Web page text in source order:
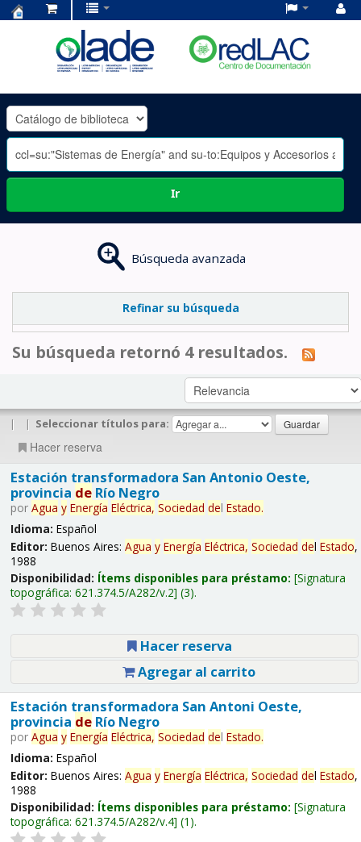
OLADE
-
Ir
Búsqueda avanzada
Refinar su búsqueda
Su búsqueda retornó 4 resultados.
| | Seleccionar títulos para:
Hacer reserva
Estación transformadora San Antonio Oeste,
provincia deRío Negro
por Agua y Energía Eléctrica, Sociedad del Estado.
Idioma: Español
Editor: Buenos Aires: Agua y Energía Eléctrica, Sociedad del Estado,
1988
Disponibilidad: Ítems disponibles para préstamo: Signatura
topográfica: 621.374.5/A282/v.2 (3).
Hacer reserva
Agregar al carrito
Estación transformadora San Antoni Oeste,
provincia deRío Negro
por Agua y Energía Eléctrica, Sociedad del Estado.
Idioma: Español
Editor: Buenos Aires: Agua y Energía Eléctrica, Sociedad del Estado,
1988
Disponibilidad: Ítems disponibles para préstamo: Signatura
topográfica: 621.374.5/A282/v.4 (1).